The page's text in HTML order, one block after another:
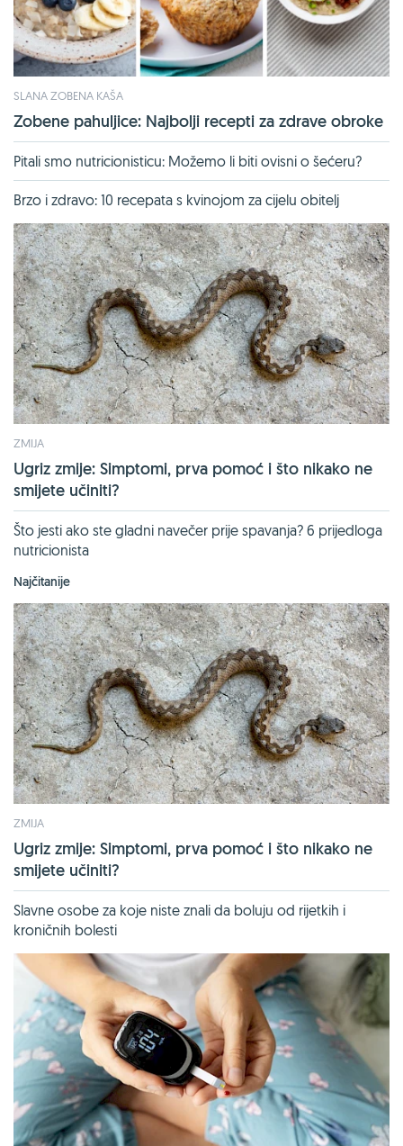
SLANA ZOBENA KAŠA
Zobene pahuljice: Najbolji recepti za zdrave obroke
Pitali smo nutricionisticu: Možemo li biti ovisni o šećeru?
Brzo i zdravo: 10 recepata s kvinojom za cijelu obitelj
ZMIJA
Ugriz zmije: Simptomi, prva pomoć i što nikako ne
smijete učiniti?
Što jesti ako ste gladni navečer prije spavanja? 6 prijedloga
nutricionista
Najčitanije
ZMIJA
Ugriz zmije: Simptomi, prva pomoć i što nikako ne
smijete učiniti?
Slavne osobe za koje niste znali da boluju od rijetkih i
kroničnih bolesti